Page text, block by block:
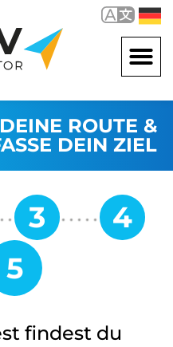
ROUTE &
DEIN ZIEL
findest du